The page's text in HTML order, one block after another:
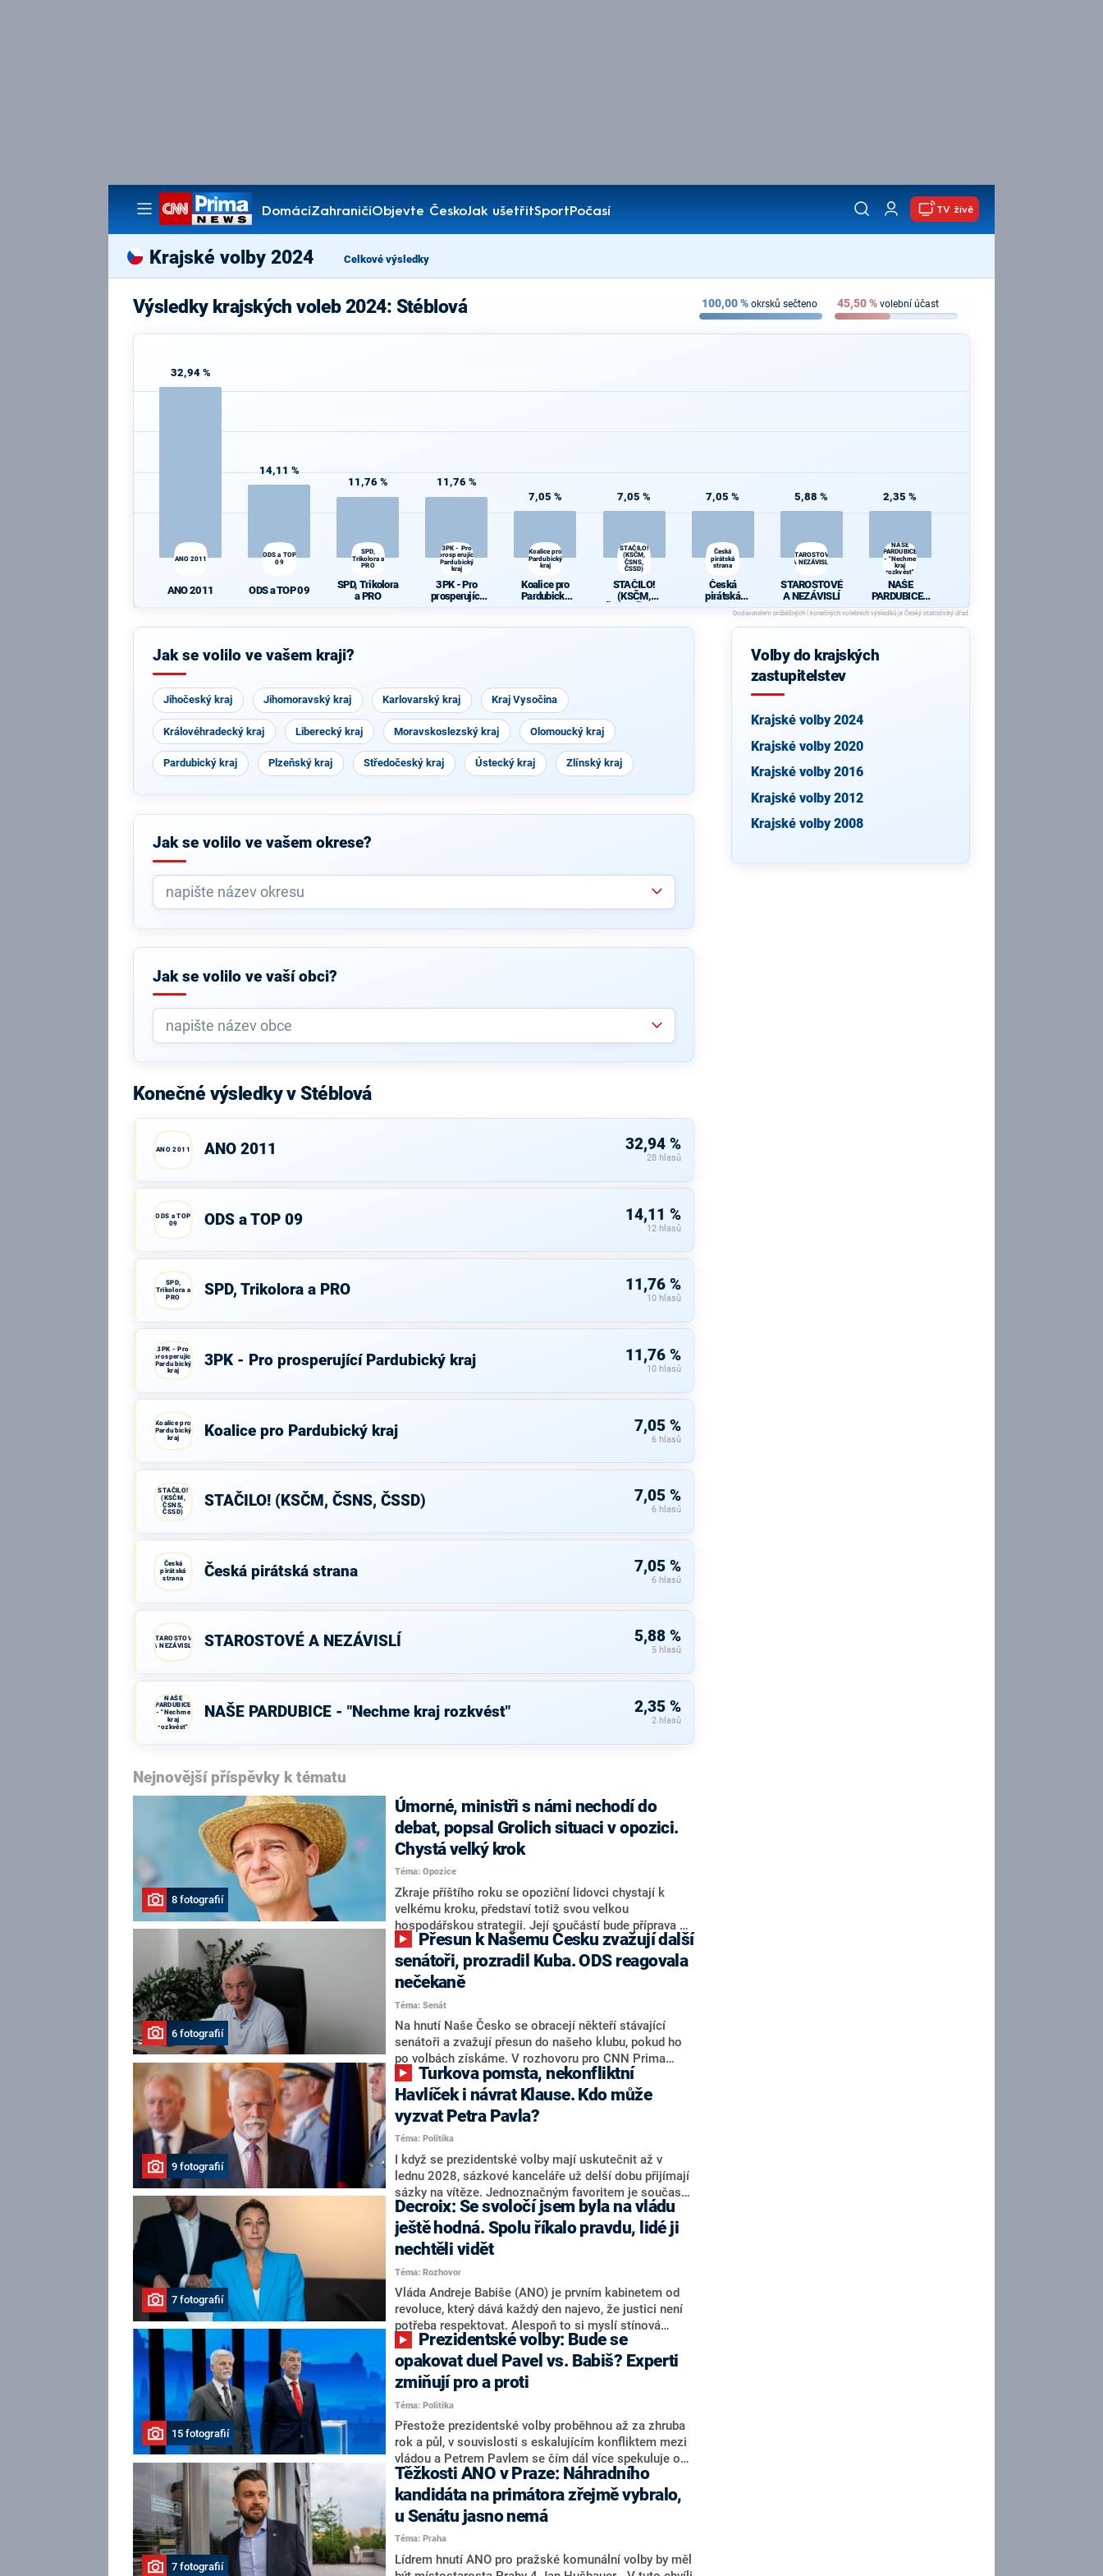
DomácíZahraničíObjevte ČeskoJak ušetřitSportPočasí
Pořady
TV živě
Krajské volby 2024 Celkové výsledky
Výsledky krajských voleb 2024: Stéblová 100,00% okrsků sečteno 45,50% volební účast
32,94 %
ANO 2011
ANO 2011
14,11 %
ODS a TOP
09
ODS a TOP 09
11,76 %
SPD,
Trikolora a
PRO
SPD, Trikolora
a PRO
11,76 %
3PK - Pro
prosperující
Pardubický
kraj
3PK - Pro
prosperující
7,05 %
Koalice pro
Pardubický
kraj
Koalice pro
Pardubický
7,05 %
STAČILO!
(KSČM,
ČSNS,
ČSSD)
STAČILO!
(KSČM,
ČSNS, ČSSD)
7,05 %
Česká
pirátská
strana
Česká
pirátská
strana
5,88 %
STAROSTOVÉ
A NEZÁVISLÍ
STAROSTOVÉ
A NEZÁVISLÍ
2,35 %
NAŠE
PARDUBICE
- "Nechme
kraj
rozkvést"
NAŠE
PARDUBICE -
"Nechme kraj
rozkvést"
Jak se volilo ve vašem kraji?
Jihočeský kraj Jihomoravský kraj Karlovarský kraj Kraj Vysočina
Královéhradecký kraj Liberecký kraj Moravskoslezský kraj Olomoucký kraj
Pardubický kraj Plzeňský kraj Středočeský kraj Ústecký kraj Zlínský kraj
Jak se volilo ve vašem okrese?
Jak se volilo ve vaší obci?
Konečné výsledky v Stéblová
ANO 2011 ANO 2011 32,94 %
28 hlasů
ODS a TOP
09
ODS a TOP 09 14,11 %
12 hlasů
SPD,
Trikolora a
PRO
SPD, Trikolora a PRO 11,76 %
10 hlasů
3PK - Pro
prosperující
Pardubický
kraj
3PK - Pro prosperující Pardubický kraj 11,76 %
10 hlasů
Koalice pro
Pardubický
kraj
Koalice pro Pardubický kraj 7,05 %
6 hlasů
STAČILO!
(KSČM,
ČSNS,
ČSSD)
STAČILO! (KSČM, ČSNS, ČSSD) 7,05 %
6 hlasů
Česká
pirátská
strana
Česká pirátská strana 7,05 %
6 hlasů
STAROSTOVÉ
A NEZÁVISLÍ
STAROSTOVÉ A NEZÁVISLÍ 5,88 %
5 hlasů
NAŠE
PARDUBICE
- "Nechme
kraj
rozkvést"
NAŠE PARDUBICE - "Nechme kraj rozkvést" 2,35 %
2 hlasů
Nejnovější příspěvky k tématu
8 fotografií
Úmorné, ministři s námi nechodí do
debat, popsal Grolich situaci v opozici.
Chystá velký krok
Téma: Opozice
Zkraje příštího roku se opoziční lidovci chystají k
velkému kroku, představí totiž svou velkou
hospodářskou strategii. Její součástí bude příprava na
stárnutí populace, řekl ve středu na setkání s novináři
nový předseda lidovců Jan Grolich. Ten zároveň v
senátních volbách kandiduje ve Vyškově. Popsal i
aktivitu opozice, o níž vládní strany nebo političtí
komentátoři mluví jako o slabé a v defenzivě. „Je to
úmorná práce upozorňovat na chyby vlády. Ministři s
námi navíc nechodí do debat. Chceme ale ukazovat
svoje témata,“ odpověděl Grolich na dotaz CNN Prima
NEWS.
6 fotografií
senátoři, prozradil Kuba. ODS reagovala
nečekaně
Téma: Senát
Na hnutí Naše Česko se obracejí někteří stávající
senátoři a zvažují přesun do našeho klubu, pokud ho
po volbách získáme. V rozhovoru pro CNN Prima
NEWS to řekl zakladatel hnutí a jihočeský hejtman
Martin Kuba. Konkrétní nebyl, ale získat by takto mohl
například senátora Zdeňka Hrabu, který je dnes
součástí klubu ODS a TOP 09. Hraba to na dotaz
redakce nevyloučil. Předseda klubu senátorů ODS
Zdeněk Nytra redakci řekl, že počítá s odchodem
některých senátorů z klubu a že Naše Česko není
nepřítel, ale soupeř.
9 fotografií
Havlíček i návrat Klause. Kdo může
vyzvat Petra Pavla?
Téma: Politika
I když se prezidentské volby mají uskutečnit až v
lednu 2028, sázkové kanceláře už delší dobu přijímají
sázky na vítěze. Jednoznačným favoritem je současná
hlava státu Petr Pavel. Daleko za ním pak bookmakeři
zmiňují dva výrazné politiky ANO, tedy premiéra
Andreje Babiše a ministra průmyslu Karla Havlíčka.
Oblíbeným tipem samotných sázkařů je poslanec za
Motoristy Filip Turek. Politolog Jan Kubáček nicméně
o případné kandidatuře kohokoliv ze zmíněné trojice
značně pochybuje. Podle něj současná koalice dosud
nemá osobu, která by Pavlovi mohla konkurovat.
7 fotografií
Decroix: Se svoločí jsem byla na vládu
ještě hodná. Spolu říkalo pravdu, lidé ji
nechtěli vidět
Téma: Rozhovor
Vláda Andreje Babiše (ANO) je prvním kabinetem od
revoluce, který dává každý den najevo, že justici není
potřeba respektovat. Alespoň to si myslí stínová
ministryně spravedlnosti ODS Eva Decroix. V
rozhovoru pro CNN Prima NEWS si nebrala servítky
ohledně politického výkonu svého nástupce Jeronýma
Tejce (za ANO) či vládní zmocněnkyně pro lidská
práva Taťány Malé (ANO). Označením „svoloč“ na
adresu vlády prý byla ještě hodná. Decroix se také
vrátila k volební porážce koalice Spolu či promluvila o
hnutí Naše Česko Martina Kuby.
15 fotografií
opakovat duel Pavel vs. Babiš? Experti
zmiňují pro a proti
Téma: Politika
Přestože prezidentské volby proběhnou až za zhruba
rok a půl, v souvislosti s eskalujícím konfliktem mezi
vládou a Petrem Pavlem se čím dál více spekuluje o
tom, koho by do bitvy o Hrad mohla vyslat současná
koalice. Někteří političtí komentátoři znovu vytahují
jméno premiéra Andreje Babiše (ANO). Jak moc je
pravděpodobné, že se v prezidentských volbách 2028
bude znovu opakovat souboj z roku 2023?
7 fotografií
Těžkosti ANO v Praze: Náhradního
kandidáta na primátora zřejmě vybralo,
u Senátu jasno nemá
Téma: Praha
Lídrem hnutí ANO pro pražské komunální volby by měl
Volby do krajských
zastupitelstev
Krajské volby 2024
Krajské volby 2020
Krajské volby 2016
Krajské volby 2012
Krajské volby 2008